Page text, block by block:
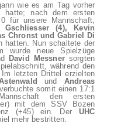
wie es am Tag vorher
hatte; nach dem ersten
für unsere Mannschaft,
Gschliesser (4), Kevin
Chronst und Gabriel Di
hatten. Nun schaltete der
wurde neue Spielzüge
David Messnersorgten
während den
letzten Drittel erzielten
und Andreas
somit einen 17:1
den ersten
mit dem SSV Bozen
(+45) ein. Der UHC
mehr bestritten.